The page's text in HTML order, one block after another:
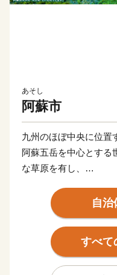
あそし
阿蘇市
九州のほぼ中央に位置
阿蘇五岳を中心とする
な草原を有し、
次世代へ継承すべき豊
2015 年にはユネスコ
2016 年の熊本地震か
自治
すべて